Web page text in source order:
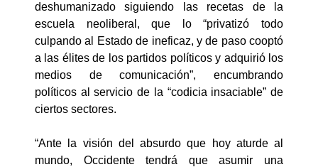
deshumanizado siguiendo las recetas de la
escuela neoliberal, que lo “privatizó todo
culpando al Estado de ineficaz, y de paso cooptó
a las élites de los partidos políticos y adquirió los
medios de comunicación”, encumbrando
políticos al servicio de la “codicia insaciable” de
ciertos sectores.
“Ante la visión del absurdo que hoy aturde al
mundo, Occidente tendrá que asumir una